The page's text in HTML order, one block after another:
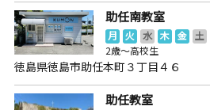
助任南教室
月 火 水 木 金 土
2歳～高校生
徳島県徳島市助任本町３丁目４６
助任教室